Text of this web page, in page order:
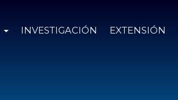
INVESTIGACIÓN EXTENSIÓN